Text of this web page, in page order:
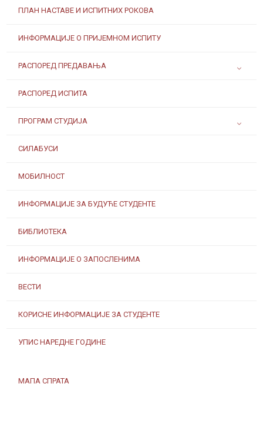
ПЛАН НАСТАВЕ И ИСПИТНИХ РОКОВА
ИНФОРМАЦИЈЕ О ПРИЈЕМНОМ ИСПИТУ
РАСПОРЕД ПРЕДАВАЊА
РАСПОРЕД ИСПИТА
ПРОГРАМ СТУДИЈА
СИЛАБУСИ
МОБИЛНОСТ
ИНФОРМАЦИЈЕ ЗА БУДУЋЕ СТУДЕНТЕ
БИБЛИОТЕКА
ИНФОРМАЦИЈЕ О ЗАПОСЛЕНИМА
ВЕСТИ
КОРИСНЕ ИНФОРМАЦИЈЕ ЗА СТУДЕНТЕ
УПИС НАРЕДНЕ ГОДИНЕ
МАПА СПРАТА